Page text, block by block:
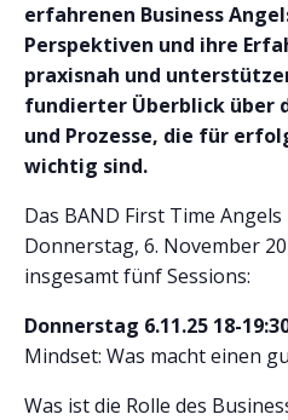
erfahrenen Business
Perspektiven und ihre
praxisnah und
fundierter Überblick über
und Prozesse, die für
wichtig sind.
Das BAND First Time
Donnerstag, 6. November
insgesamt fünf Sessions:
Donnerstag 6.11.25 18-
Mindset: Was macht einen
Was ist die Rolle des